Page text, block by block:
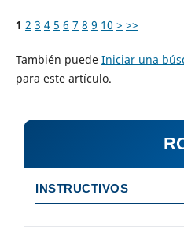
1 2 3 4 5 6 7 8 9 10 > >>
También puede Iniciar una
para este artículo.
INSTRUCTIVOS